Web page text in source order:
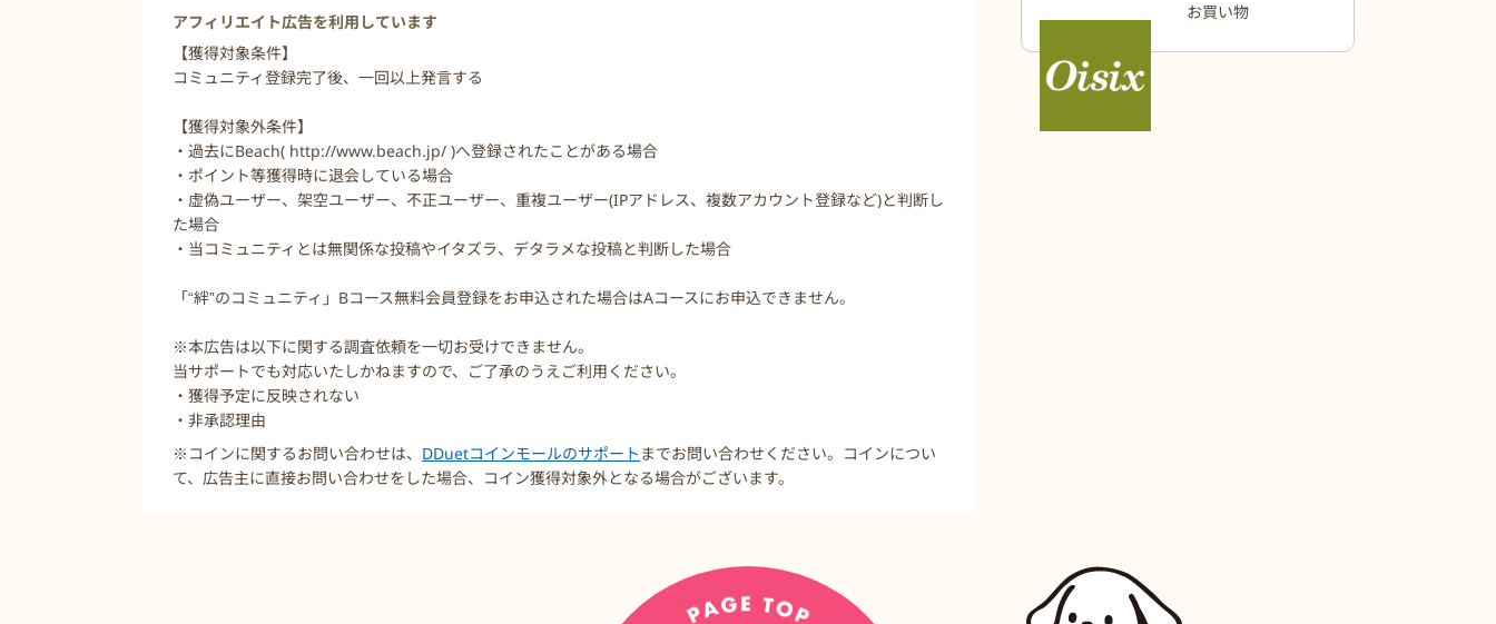
アフィリエイト広告を利用しています
【獲得対象条件】
コミュニティ登録完了後、一回以上発言する
【獲得対象外条件】
・過去にBeach( http://www.beach.jp/ )へ登録されたことがある場合
・ポイント等獲得時に退会している場合
・虚偽ユーザー、架空ユーザー、不正ユーザー、重複ユーザー(IPアドレス、複数アカウント登録など)と判断し
た場合
・当コミュニティとは無関係な投稿やイタズラ、デタラメな投稿と判断した場合
「“絆”のコミュニティ」Bコース無料会員登録をお申込された場合はAコースにお申込できません。
※本広告は以下に関する調査依頼を一切お受けできません。
当サポートでも対応いたしかねますので、ご了承のうえご利用ください。
・獲得予定に反映されない
・非承認理由
※コインに関するお問い合わせは、 DDuetコインモールのサポート までお問い合わせください。コインについ
て、広告主に直接お問い合わせをした場合、コイン獲得対象外となる場合がございます。
お買い物